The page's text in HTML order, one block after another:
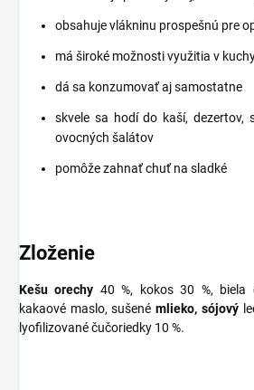
obsahuje vlákninu prospešnú pre
má široké možnosti využitia v
dá sa konzumovať aj samostatne
skvele sa hodí do kaší, dezertov,
ovocných šalátov
pomôže zahnať chuť na sladké
Zloženie
Kešu orechy 40 %, kokos 30 %, biela
kakaové maslo, sušenémlieko, sójový
lyofilizované čučoriedky 10 %.